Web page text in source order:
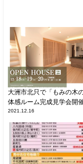
大洲市北只で「もみの木
体感ルーム完成見学会開
2021.12.16